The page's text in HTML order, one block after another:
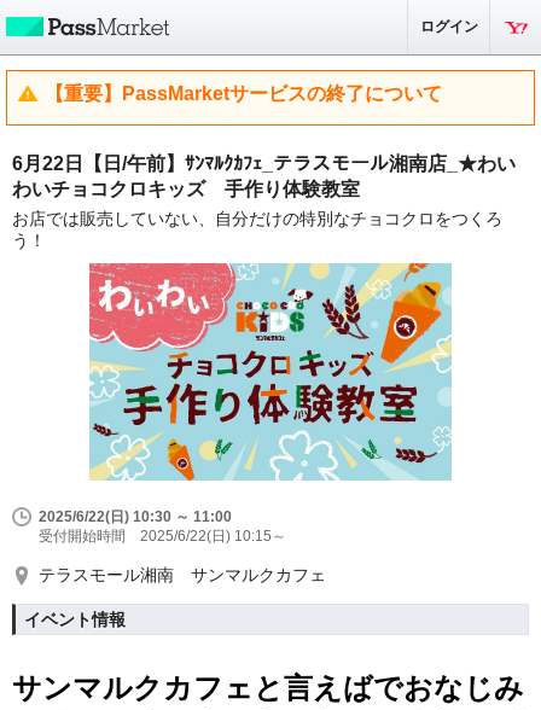
ログイン
【重要】PassMarketサービスの終了について
6月22日【日/午前】ｻﾝﾏﾙｸｶﾌｪ_テラスモール湘南店_★わい
わいチョコクロキッズ 手作り体験教室
お店では販売していない、自分だけの特別なチョコクロをつくろ
う！
2025/6/22(日) 10:30 ～ 11:00
受付開始時間 2025/6/22(日) 10:15～
テラスモール湘南 サンマルクカフェ
イベント情報
サンマルクカフェと言えばでおなじみ